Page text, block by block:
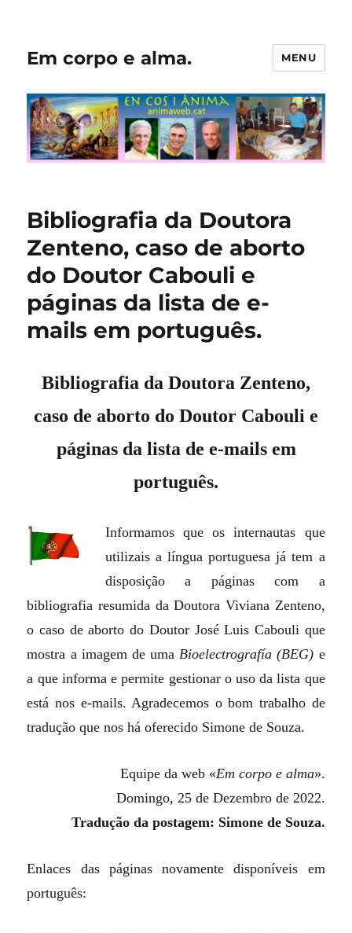
Em corpo e alma. MENU
Bibliografia da Doutora
Zenteno, caso de aborto
do Doutor Cabouli e
páginas da lista de e-
mails em português.
Bibliografia da Doutora Zenteno,
caso de aborto do Doutor Cabouli e
páginas da lista de e-mails em
português.
Informamos que os internautas que
utilizais a língua portuguesa já tem a
disposição a páginas com a
bibliografia resumida da Doutora Viviana Zenteno,
o caso de aborto do Doutor José Luis Cabouli que
mostra a imagem de umaBioelectrografía (BEG) e
a que informa e permite gestionar o uso da lista que
está nos e-mails. Agradecemos o bom trabalho de
tradução que nos há oferecido Simone de Souza.
Equipe da web «Em corpo e alma».
Domingo, 25 de Dezembro de 2022.
Tradução da postagem: Simone de Souza.
Enlaces das páginas novamente disponíveis em
português: